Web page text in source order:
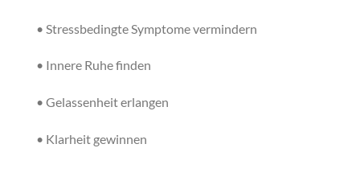
• Stressbedingte Symptome vermindern
• Innere Ruhe finden
• Gelassenheit erlangen
• Klarheit gewinnen